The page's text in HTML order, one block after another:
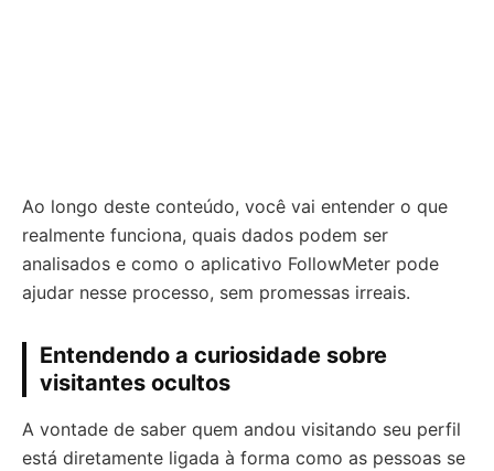
Ao longo deste conteúdo, você vai entender o que
realmente funciona, quais dados podem ser
analisados e como o aplicativo FollowMeter pode
ajudar nesse processo, sem promessas irreais.
Entendendo a curiosidade sobre
visitantes ocultos
A vontade de saber quem andou visitando seu perfil
está diretamente ligada à forma como as pessoas se